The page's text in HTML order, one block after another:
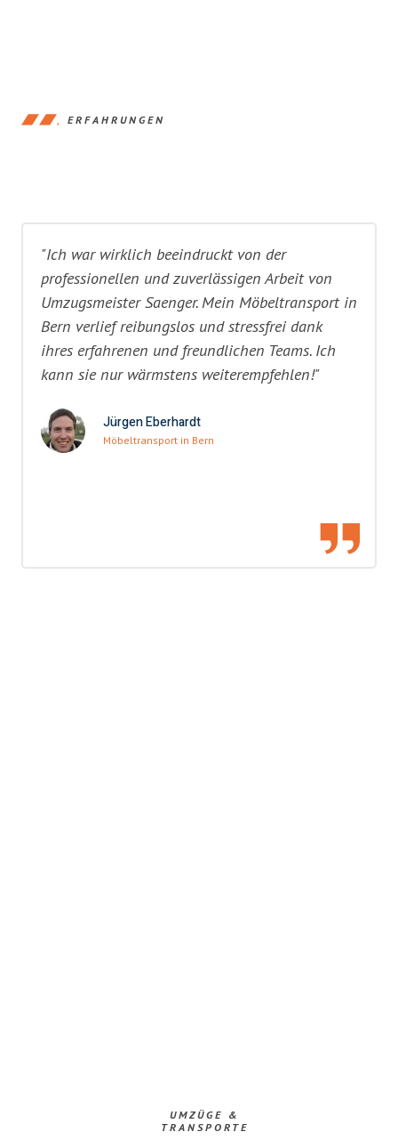
ERFAHRUNGEN
"Ich war wirklich beeindruckt von der
professionellen und zuverlässigen Arbeit von
Umzugsmeister Saenger. Mein Möbeltransport in
Bern verlief reibungslos und stressfrei dank
ihres erfahrenen und freundlichen Teams. Ich
kann sie nur wärmstens weiterempfehlen!"
Jürgen Eberhardt
Möbeltransport in Bern
UMZÜGE &
TRANSPORTE